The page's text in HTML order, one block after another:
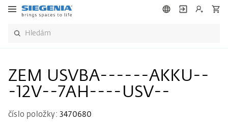
ZEM USVBA------AKKU--
-12V--7AH----USV--
číslo položky: 3470680